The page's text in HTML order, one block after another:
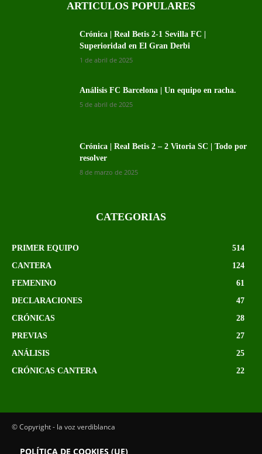
ARTICULOS POPULARES
Crónica | Real Betis 2-1 Sevilla FC |
Superioridad en El Gran Derbi
1 de abril de 2025
Análisis FC Barcelona | Un equipo en racha.
5 de abril de 2025
Crónica | Real Betis 2 – 2 Vitoria SC | Todo por
resolver
8 de marzo de 2025
CATEGORIAS
PRIMER EQUIPO
514
CANTERA
124
FEMENINO
61
DECLARACIONES
47
CRÓNICAS
28
PREVIAS
27
ANÁLISIS
25
CRÓNICAS CANTERA
22
© Copyright - la voz verdiblanca
POLÍTICA DE COOKIES (UE)